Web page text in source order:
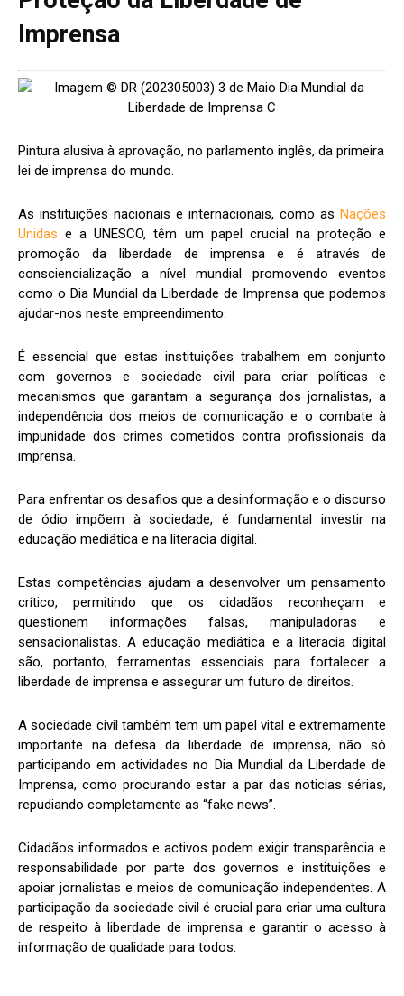
Imprensa
Pintura alusiva à aprovação, no parlamento inglês, da primeira
lei de imprensa do mundo.
As instituições nacionais e internacionais, como as Nações
Unidas e a UNESCO, têm um papel crucial na proteção e
promoção da liberdade de imprensa e é através de
consciencialização a nível mundial promovendo eventos
como o Dia Mundial da Liberdade de Imprensa que podemos
ajudar-nos neste empreendimento.
É essencial que estas instituições trabalhem em conjunto
com governos e sociedade civil para criar políticas e
mecanismos que garantam a segurança dos jornalistas, a
independência dos meios de comunicação e o combate à
impunidade dos crimes cometidos contra profissionais da
imprensa.
Para enfrentar os desafios que a desinformação e o discurso
de ódio impõem à sociedade, é fundamental investir na
educação mediática e na literacia digital.
Estas competências ajudam a desenvolver um pensamento
crítico, permitindo que os cidadãos reconheçam e
questionem informações falsas, manipuladoras e
sensacionalistas. A educação mediática e a literacia digital
são, portanto, ferramentas essenciais para fortalecer a
liberdade de imprensa e assegurar um futuro de direitos.
A sociedade civil também tem um papel vital e extremamente
importante na defesa da liberdade de imprensa, não só
participando em actividades no Dia Mundial da Liberdade de
Imprensa, como procurando estar a par das noticias sérias,
repudiando completamente as “fake news”.
Cidadãos informados e activos podem exigir transparência e
responsabilidade por parte dos governos e instituições e
apoiar jornalistas e meios de comunicação independentes. A
participação da sociedade civil é crucial para criar uma cultura
de respeito à liberdade de imprensa e garantir o acesso à
informação de qualidade para todos.